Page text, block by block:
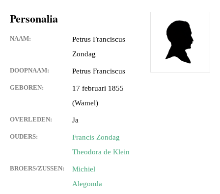
Personalia
NAAM:
Petrus Franciscus
Zondag
DOOPNAAM: Petrus Franciscus
GEBOREN:
17 februari 1855
(Wamel)
OVERLEDEN: Ja
OUDERS:
Francis Zondag
Theodora de Klein
BROERS/ZUSSEN:
Michiel
Alegonda